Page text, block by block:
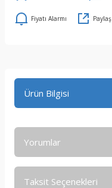
Fiyatı Alarmı Paylaş
Ürün Bilgisi
Yorumlar
Taksit Seçenekleri